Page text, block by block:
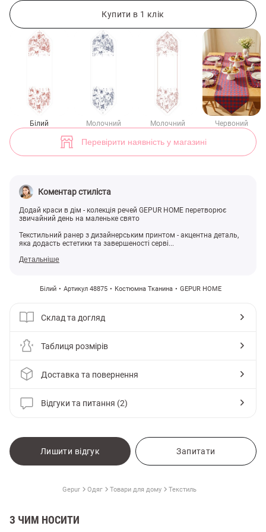
Купити в 1 клік
Білий Молочний Молочний Червоний
Перевірити наявність у магазині
Коментар стиліста
Додай краси в дім - колекція речей GEPUR HOME перетворює
звичайний день на маленьке свято
Текстильний ранер з дизайнерським принтом - акцентна деталь,
яка додасть естетики та завершеності серві...
Детальніше
Білий Артикул 48875 Костюмна Тканина GEPUR HOME
Склад та догляд
Таблиця розмірів
Доставка та повернення
Відгуки та питання (2)
Лишити відгук Запитати
Gepur Одяг Товари для дому Текстиль
З ЧИМ НОСИТИ
Білий ранер з дизайнерським принтом 150х40 см (арт. 48875) ♡